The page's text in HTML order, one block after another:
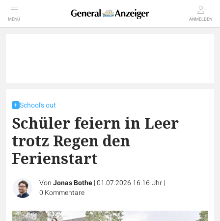
MENÜ ANMELDEN
School’s out
Schüler feiern in Leer
trotz Regen den
Ferienstart
VonJonas Bothe|01.07.2026 16:16 Uhr|
0 Kommentare